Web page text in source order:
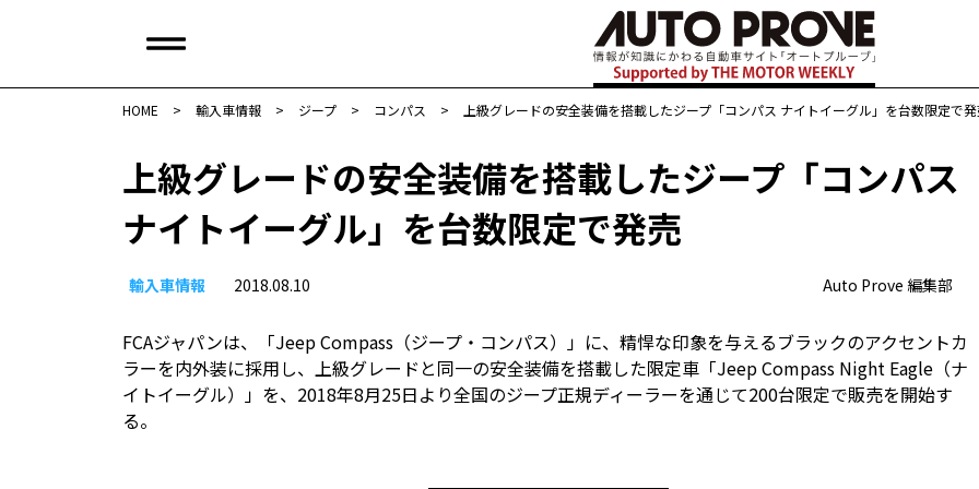
HOME > 輸入車情報 > ジープ > コンパス > 上級グレードの安全装備を搭載したジープ「コンパス ナイトイーグル」を台数限定で
上級グレードの安全装備を搭載したジープ「コンパス
ナイトイーグル」を台数限定で発売
輸入車情報 2018.08.10 Auto Prove 編集部
FCAジャパンは、「Jeep Compass（ジープ・コンパス）」に、精悍な印象を与えるブラックのアクセントカ
ラーを内外装に採用し、上級グレードと同一の安全装備を搭載した限定車「Jeep Compass Night Eagle（ナ
イトイーグル）」を、2018年8月25日より全国のジープ正規ディーラーを通じて200台限定で販売を開始す
る。